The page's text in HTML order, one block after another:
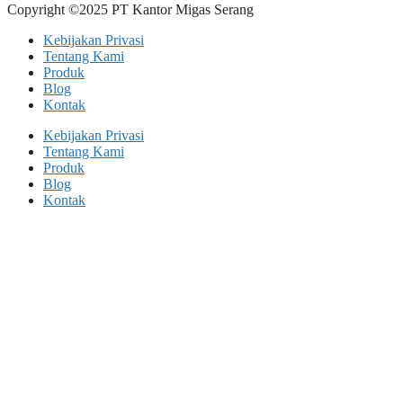
Copyright ©2025 PT Kantor Migas Serang
Kebijakan Privasi
Tentang Kami
Produk
Blog
Kontak
Kebijakan Privasi
Tentang Kami
Produk
Blog
Kontak